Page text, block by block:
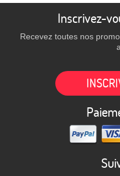
Inscrivez-
Recevez toutes nos